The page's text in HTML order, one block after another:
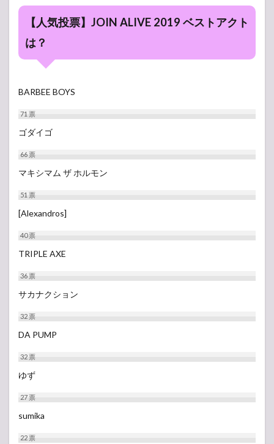
【人気投票】JOIN ALIVE 2019 ベストアクト
は？
BARBEE BOYS
71票
ゴダイゴ
66票
マキシマム ザ ホルモン
51票
[Alexandros]
40票
TRIPLE AXE
36票
サカナクション
32票
DA PUMP
32票
ゆず
27票
sumika
22票